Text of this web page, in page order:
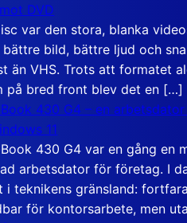
DVD
var den stora, blanka
bättre bild, bättre ljud och
än VHS. Trots att formatet
på bred front blev det en […]
430 G4 – en
11
430 G4 var en gång en
arbetsdator för företag. I
i teknikens gränsland:
för kontorsarbete, men